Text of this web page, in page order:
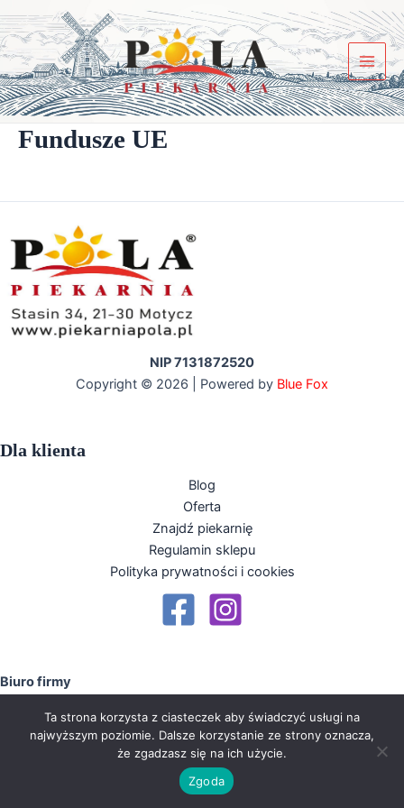
to
content
Main
Fundusze UE
NIP 7131872520
Copyright © 2026 | Powered by Blue Fox
Dla klienta
Blog
Oferta
Znajdź piekarnię
Regulamin sklepu
Polityka prywatności i cookies
Biuro firmy
Dział sprzedaży
tel. +48 81 5031717 w. 107
Ta strona korzysta z ciasteczek aby świadczyć usługi na
najwyższym poziomie. Dalsze korzystanie ze strony oznacza,
że zgadzasz się na ich użycie.
Zgoda